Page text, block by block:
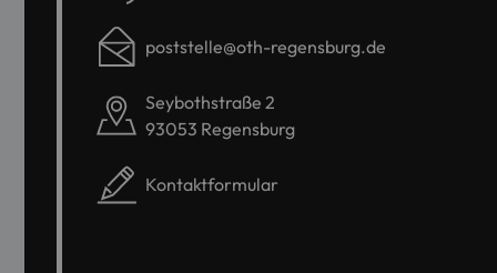
poststelle@oth-regensburg.de
Seybothstraße 2
93053 Regensburg
Kontaktformular